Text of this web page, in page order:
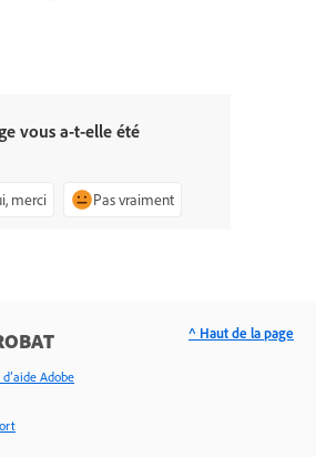
vous a-t-elle été
merci Pas vraiment
Adobe
^ Haut de la page